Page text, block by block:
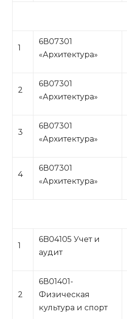
1
6В07301
«Архитектура»
2
6В07301
«Архитектура»
3
6В07301
«Архитектура»
4
6В07301
«Архитектура»
1
6B04105 Учет и
аудит
2
6В01401-
Физическая
культура и спорт